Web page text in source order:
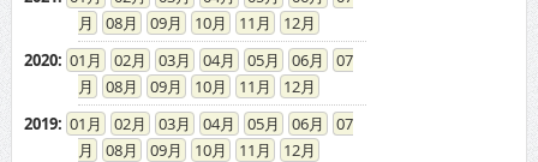
08
09 10 11
12
2009: 01 02 03 04 05 06
07
08
09 10 11
12
2008: 01 02 03 04 05 06
07
08
09 10 11
12